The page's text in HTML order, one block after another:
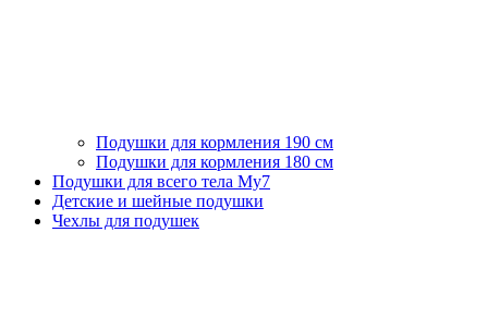
Подушки для кормления 190 см
Подушки для кормления 180 см
Подушки для всего тела My7
Детские и шейные подушки
Чехлы для подушек